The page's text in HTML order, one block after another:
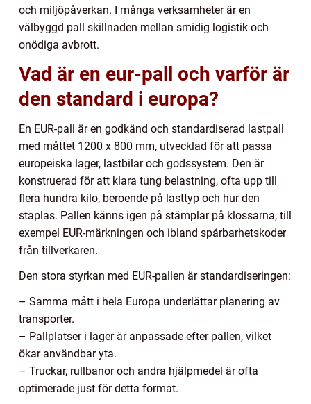
och miljöpåverkan. I många verksamheter är en
välbyggd pall skillnaden mellan smidig logistik och
onödiga avbrott.
Vad är en eur-pall och varför är
den standard i europa?
En EUR-pall är en godkänd och standardiserad lastpall
med måttet 1200 x 800 mm, utvecklad för att passa
europeiska lager, lastbilar och godssystem. Den är
konstruerad för att klara tung belastning, ofta upp till
flera hundra kilo, beroende på lasttyp och hur den
staplas. Pallen känns igen på stämplar på klossarna, till
exempel EUR-märkningen och ibland spårbarhetskoder
från tillverkaren.
Den stora styrkan med EUR-pallen är standardiseringen:
– Samma mått i hela Europa underlättar planering av
transporter.
– Pallplatser i lager är anpassade efter pallen, vilket
ökar användbar yta.
– Truckar, rullbanor och andra hjälpmedel är ofta
optimerade just för detta format.